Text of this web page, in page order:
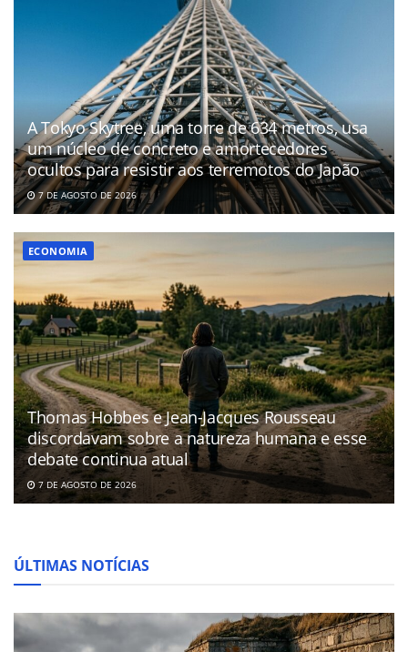
A Tokyo Skytree, uma torre de 634 metros, usa
um núcleo de concreto e amortecedores
ocultos para resistir aos terremotos do Japão
7 DE AGOSTO DE 2026
ECONOMIA
Thomas Hobbes e Jean-Jacques Rousseau
discordavam sobre a natureza humana e esse
debate continua atual
7 DE AGOSTO DE 2026
ÚLTIMAS NOTÍCIAS